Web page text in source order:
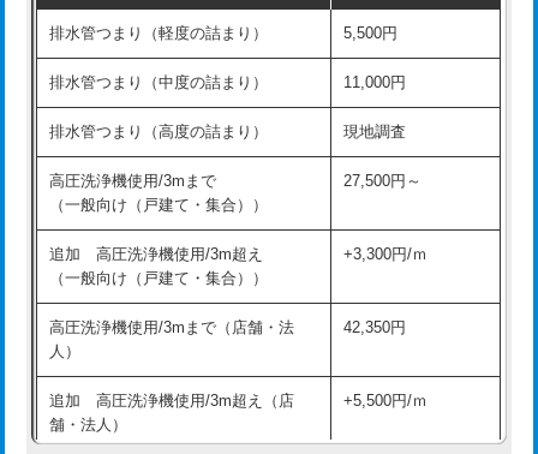
※給水管工事は20mmまでの価格です。
持込商品取付（混合水栓） 16,500円
持込商品取付（浄水器・分岐水栓） 16,500円
給水管工事※（ホール加工) 16,500円
給水管工事※（バンド止め) 3,300円
給水管工事※（支持金具設置)
給水管工事※（保温材使用（バンド止
め込み）)
5,500円
給水管工事※（土の掘削・埋め戻し作
業)
11,000円
給水管工事※（塩ビ管（VP・HI）使
用/3ｍまで)
33,000円
排水管つまり（軽度の詰まり） 5,500円
排水管つまり（中度の詰まり） 11,000円
排水管つまり（高度の詰まり） 現地調査
高圧洗浄機使用/3mまで
（一般向け（戸建て・集合））
27,500円～
追加 高圧洗浄機使用/3m超え
（一般向け（戸建て・集合））
+3,300円/ｍ
高圧洗浄機使用/3mまで（店舗・法
人）
42,350円
追加 高圧洗浄機使用/3m超え（店
舗・法人）
+5,500円/ｍ